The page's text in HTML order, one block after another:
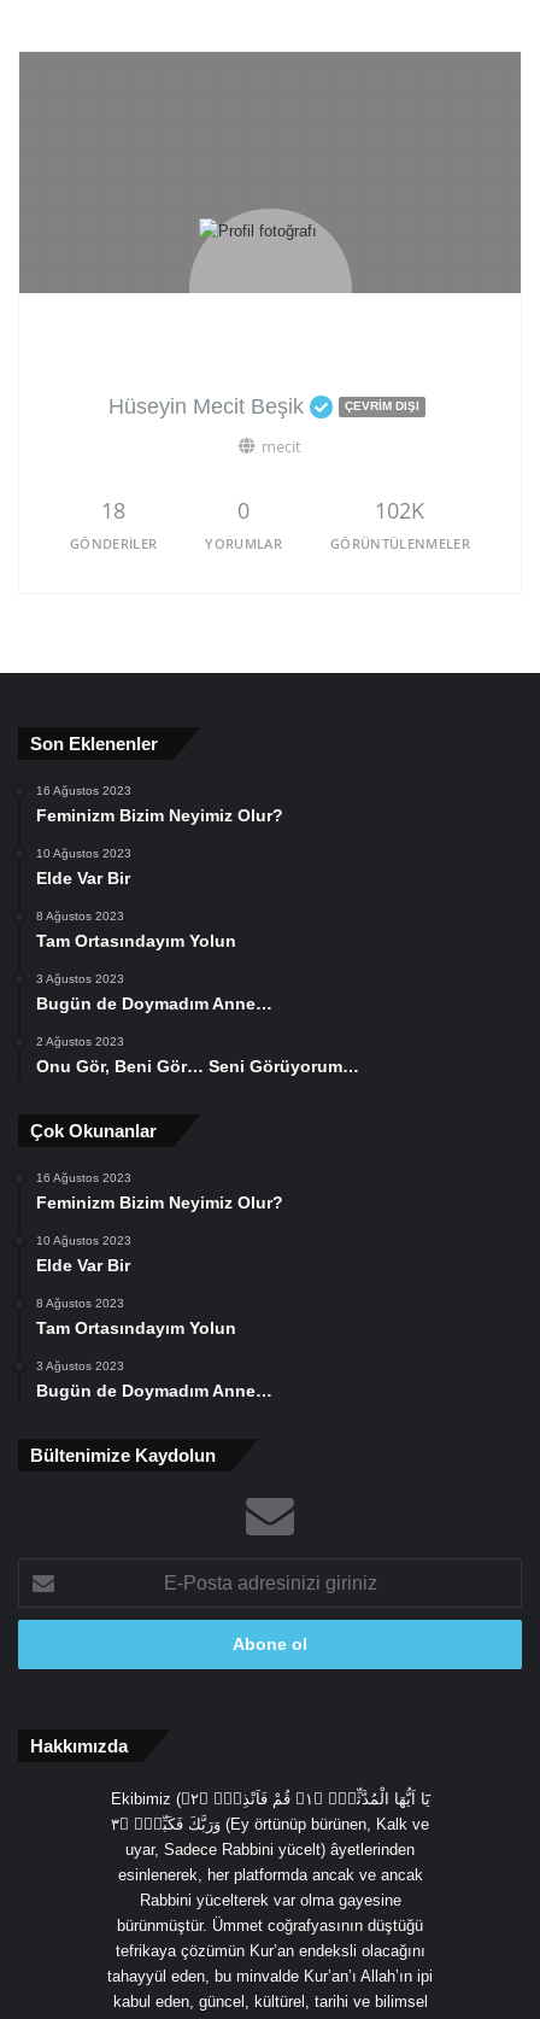
Hüseyin Mecit Beşik ÇEVRIM DIŞI
mecit
18
GÖNDERILER
0
YORUMLAR
102K
GÖRÜNTÜLENMELER
Son Eklenenler
16 Ağustos 2023
Feminizm Bizim Neyimiz Olur?
10 Ağustos 2023
Elde Var Bir
8 Ağustos 2023
Tam Ortasındayım Yolun
3 Ağustos 2023
Bugün de Doymadım Anne…
2 Ağustos 2023
Onu Gör, Beni Gör… Seni Görüyorum…
Çok Okunanlar
16 Ağustos 2023
Feminizm Bizim Neyimiz Olur?
10 Ağustos 2023
Elde Var Bir
8 Ağustos 2023
Tam Ortasındayım Yolun
3 Ağustos 2023
Bugün de Doymadım Anne…
Bültenimize Kaydolun
Posta
adresinizi
Hakkımızda
Ekibimiz (يَٓا اَيُّهَا الْمُدَّثِّرُۙ ﴿١﴾ قُمْ فَاَنْذِرْۙ ﴿٢﴾
وَرَبَّكَ فَكَبِّرْۙ ﴿٣ (Ey örtünüp bürünen, Kalk ve
uyar, Sadece Rabbini yücelt) âyetlerinden
esinlenerek, her platformda ancak ve ancak
Rabbini yücelterek var olma gayesine
bürünmüştür. Ümmet coğrafyasının düştüğü
tefrikaya çözümün Kur’an endeksli olacağını
tahayyül eden, bu minvalde Kur’an’ı Allah’ın ipi
kabul eden, güncel, kültürel, tarihi ve bilimsel